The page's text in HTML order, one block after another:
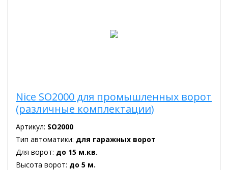
Nice SO2000 для промышленных ворот
(различные комплектации)
Артикул: SO2000
Тип автоматики: для гаражных ворот
Для ворот: до 15 м.кв.
Высота ворот: до 5 м.